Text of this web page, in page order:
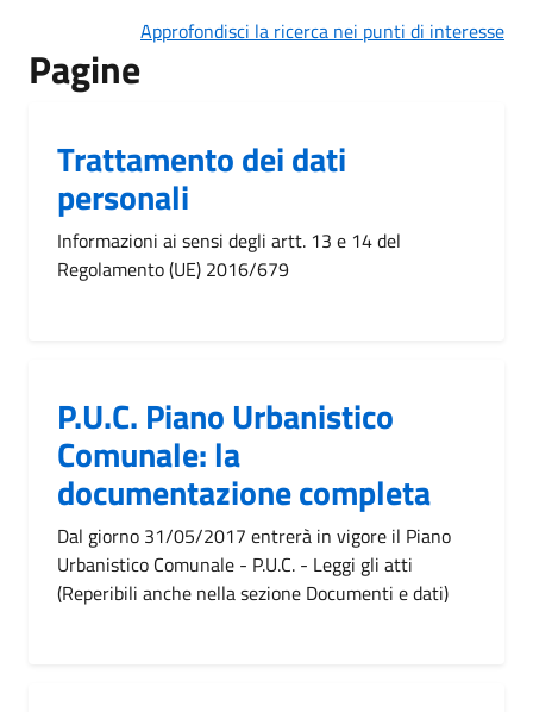
Approfondisci la ricerca nei punti di interesse
Pagine
Trattamento dei dati
personali
Informazioni ai sensi degli artt. 13 e 14 del
Regolamento (UE) 2016/679
P.U.C. Piano Urbanistico
Comunale: la
documentazione completa
Dal giorno 31/05/2017 entrerà in vigore il Piano
Urbanistico Comunale - P.U.C. - Leggi gli atti
(Reperibili anche nella sezione Documenti e dati)